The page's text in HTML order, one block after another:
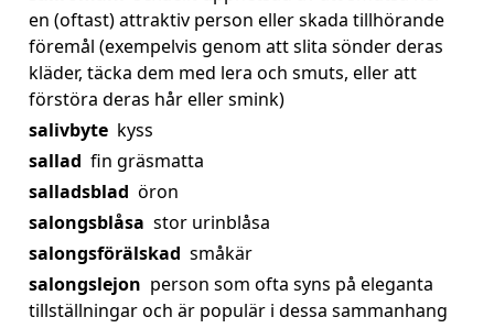
en (oftast) attraktiv person eller skada tillhörande
föremål (exempelvis genom att slita sönder deras
kläder, täcka dem med lera och smuts, eller att
förstöra deras hår eller smink)
salivbyte kyss
sallad fin gräsmatta
salladsblad öron
salongsblåsa stor urinblåsa
salongsförälskad småkär
salongslejon person som ofta syns på eleganta
tillställningar och är populär i dessa sammanhang